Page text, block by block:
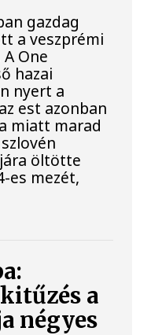
gazdag
a veszprémi
One
hazai
nyert a
est azonban
miatt marad
öltötte
es mezét,
a
négyes